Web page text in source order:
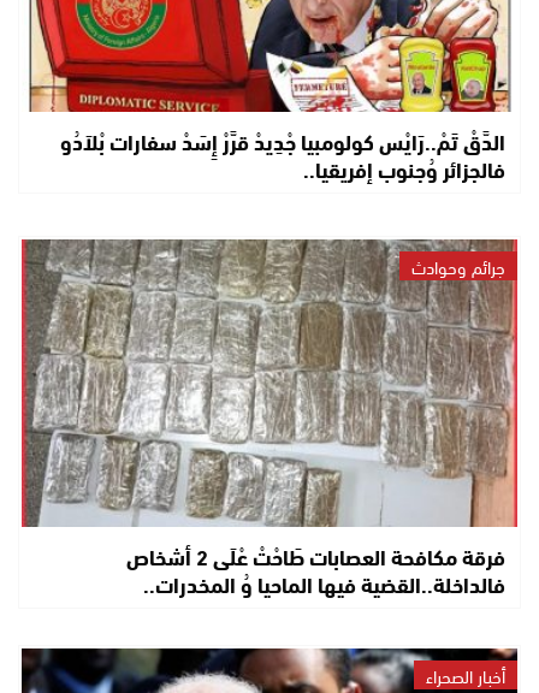
الدَّقْ تَمْ..رَايْس كولومبيا جْدِيدْ قرَّرْ إِسَدْ سفارات بْلاَدُو
فالجزائر وُجنوب إفريقيا..
جرائم وحوادث
فرقة مكافحة العصابات طَاحْتْ عْلَى 2 أشخاص
فالداخلة..القضية فيها الماحيا وُ المخدرات..
أخبار الصحراء